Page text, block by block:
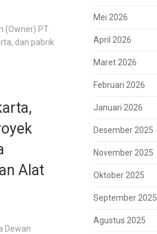
(Owner) PT
dan pabrik
Alat
Dewan
Mei 2026
April 2026
Maret 2026
Februari 2026
Januari 2026
Desember 2025
November 2025
Oktober 2025
September 2025
Agustus 2025